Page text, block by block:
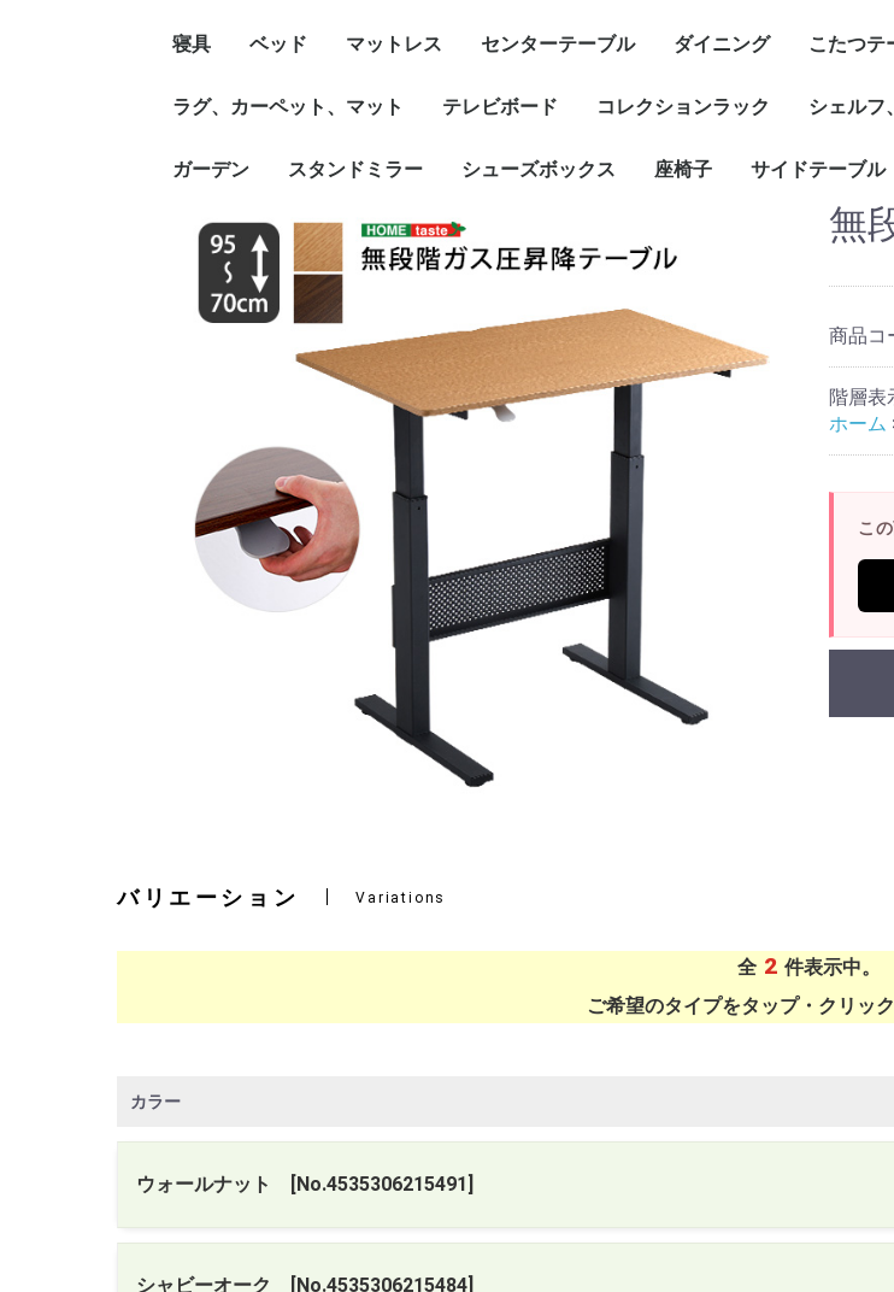
寝具 ベッド マットレス センターテーブル ダイニング こたつテ
ラグ、カーペット、マット テレビボード コレクションラック シェルフ
ガーデン スタンドミラー シューズボックス 座椅子 サイドテーブル
無
商品コ
階層表
ホーム
こ
バリエーション Variations
全 2 件表示中。
ご希望のタイプをタップ・クリッ
カラー
ウォールナット [No.4535306215491]
シャビーオーク [No.4535306215484]